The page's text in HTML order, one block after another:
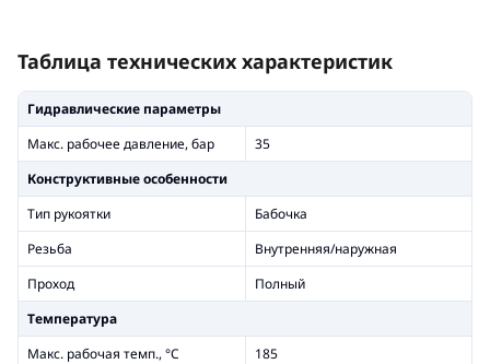
Таблица технических характеристик
Гидравлические параметры
Макс. рабочее давление, бар
35
Конструктивные особенности
Тип рукоятки
Бабочка
Резьба
Внутренняя/наружная
Проход
Полный
Температура
Макс. рабочая темп., °С
185